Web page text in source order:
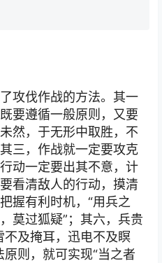
攻伐作战的方法。其一
要遵循一般原则，又要
然，于无形中取胜，不
三，作战就一定要攻克
动一定要出其不意，计
看清敌人的行动，摸清
握有利时机，“用兵之
莫过狐疑”；其六，兵贵
不及掩耳，迅电不及瞑
则，就可实现“当之者